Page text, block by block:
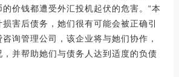
价钱都遭受外汇投机起伏的危害。“本
损害后债务，她们很有可能会被正确引
询管理公司，该企业将与她们协作，
并帮助她们与债务人达到适度的负债